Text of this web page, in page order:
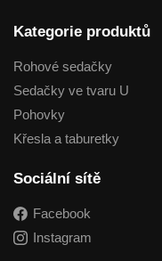
Kategorie produktů
Rohové sedačky
Sedačky ve tvaru U
Pohovky
Křesla a taburetky
Sociální sítě
Facebook
Instagram